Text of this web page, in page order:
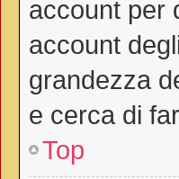
account per
account
grandezza
e cerca di
Top